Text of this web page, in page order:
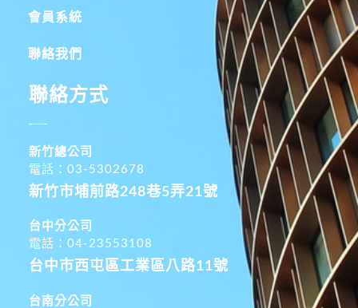
會員系統
聯絡我們
聯絡方式
新竹總公司
電話：03-5302678
新竹市埔前路248巷5弄21號
台中分公司
電話：04-23553108
台中市西屯區工業區八路11號
台南分公司